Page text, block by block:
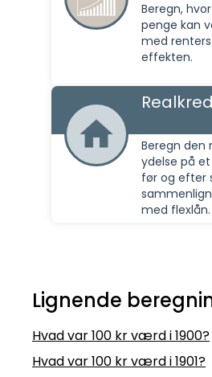
Beregn,
penge kan
med
effekten.
Beregn den
ydelse på
før og efter
med flexlån.
Lignende
Hvad var 100 kr værd i 1900?
Hvad var 100 kr værd i 1901?